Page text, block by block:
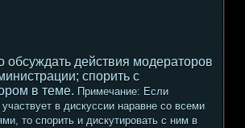
обсуждать действия модераторов
спорить с
в теме. Примечание: Если
в дискуссии наравне со всеми
то спорить и дискутировать с ним в